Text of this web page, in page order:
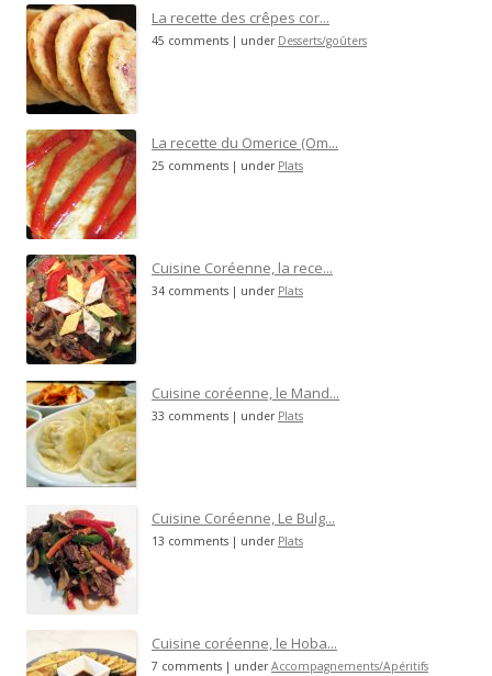
La recette des crêpes cor...
45 comments | under Desserts/goûters
La recette du Omerice (Om...
25 comments | under Plats
Cuisine Coréenne, la rece...
34 comments | under Plats
Cuisine coréenne, le Mand...
33 comments | under Plats
Cuisine Coréenne, Le Bulg...
13 comments | under Plats
Cuisine coréenne, le Hoba...
7 comments | underAccompagnements/Apéritifs